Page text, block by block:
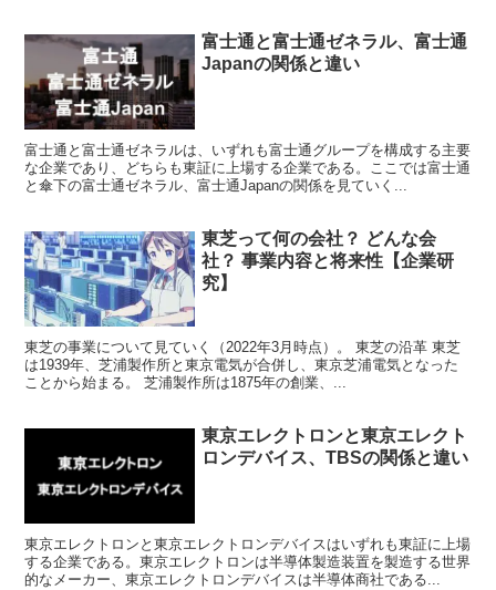
富士通と富士通ゼネラル、富士通
Japanの関係と違い
富士通と富士通ゼネラルは、いずれも富士通グループを構成する主要
な企業であり、どちらも東証に上場する企業である。ここでは富士通
と傘下の富士通ゼネラル、富士通Japanの関係を見ていく...
東芝って何の会社？ どんな会
社？ 事業内容と将来性【企業研
究】
東芝の事業について見ていく（2022年3月時点）。 東芝の沿革 東芝
は1939年、芝浦製作所と東京電気が合併し、東京芝浦電気となった
ことから始まる。 芝浦製作所は1875年の創業、...
東京エレクトロンと東京エレクト
ロンデバイス、TBSの関係と違い
東京エレクトロンと東京エレクトロンデバイスはいずれも東証に上場
する企業である。東京エレクトロンは半導体製造装置を製造する世界
的なメーカー、東京エレクトロンデバイスは半導体商社である...